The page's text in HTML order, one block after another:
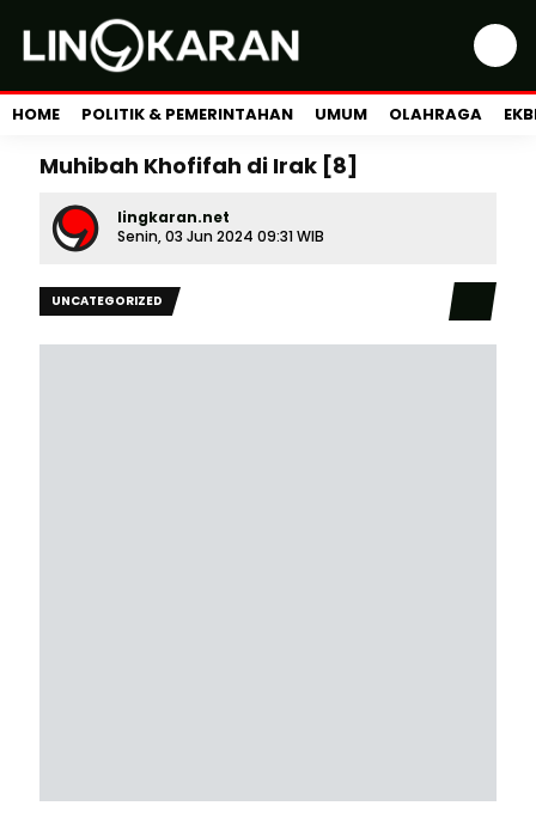
HOME POLITIK & PEMERINTAHAN UMUM OLAHRAGA
Muhibah Khofifah di Irak [8]
lingkaran.net
Senin, 03 Jun 2024 09:31 WIB
UNCATEGORIZED